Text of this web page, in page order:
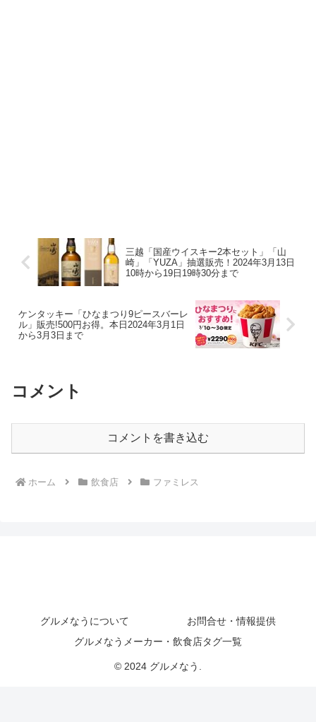
三越「国産ウイスキー2本セット」「山
崎」「YUZA」抽選販売！2024年3月13日
10時から19日19時30分まで
ケンタッキー「ひなまつり9ピースバーレ
ル」販売!500円お得。本日2024年3月1日
から3月3日まで
コメント
コメントを書き込む
ホーム 飲食店 ファミレス
グルメなうについて
お問合せ・情報提供
グルメなうメーカー・飲食店タグ一覧
© 2024 グルメなう.